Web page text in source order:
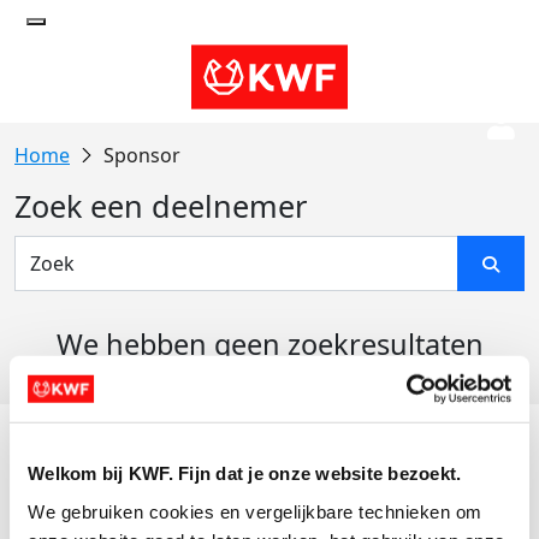
Welkom bij KWF. Fijn dat je onze website bezoekt.
We gebruiken cookies en vergelijkbare technieken om
Sponsor
Zoek een deelnemer
We hebben geen zoekresultaten
Actiematerialen
Evenementen